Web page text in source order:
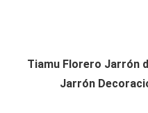
Tiamu Florero Jarrón
Jarrón